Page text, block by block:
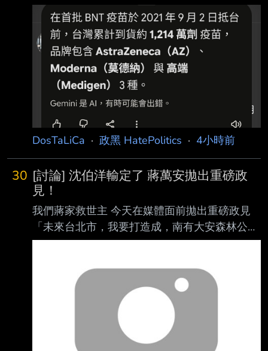
以及後續台灣製造的高端補上 基本上就可以度
過疫苗偏少的狀況 我是不懂蔣萬安為什麼說當
時缺疫苗 那既然缺疫苗 陳時中就更沒有阻擋的
理由 唯一解釋就是國民黨力挺的法律顧問 “說不
定“國民黨也想分 加上可以讓上海代理商賺錢 還
可以賺名聲 話說回來 所以蔣萬安說當初缺疫苗
他有去查證過了嗎 以及 高端真的不錯 經過這幾
年的實驗證明 確實是有效的疫苗 當初都被國民
黨抹黑了 --
DosTaLiCa · 政黑 HatePolitics · 4小時前
30 [討論] 沈伯洋輸定了 蔣萬安拋出重磅政
見！
我們蔣家救世主 今天在媒體面前拋出重磅政見
「未來台北市，我要打造成，南有大安森林公
園，北有榮星花園!」 沈伯洋，人家要蓋花園跟
建議你蓋一個台北101不然打不贏喔 --